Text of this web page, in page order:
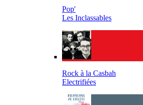
Pop'
Les Inclassables
Rock à la Casbah
Electrifiées